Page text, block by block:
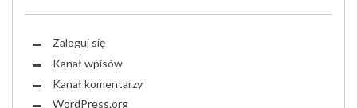
Zaloguj się
Kanał wpisów
Kanał komentarzy
WordPress.org